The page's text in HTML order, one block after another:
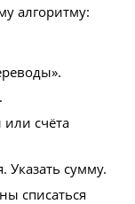
алгоритму:
счёта
Указать сумму.
списаться